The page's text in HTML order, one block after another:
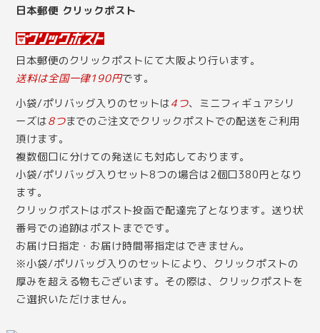
日本郵便 クリックポスト
日本郵便のクリックポストにて大阪より行います。
送料は全国一律190円です。
小袋/ポリバッグ入りのセットは4つ、ミニフィギュアシリ
ーズは8つまでのご注文でクリックポストでの配送をご利用
頂けます。
複数個口に分けての発送にも対応しております。
小袋/ポリバッグ入りセット8つの場合は2個口380円となり
ます。
クリックポストはポスト投函で配達完了となります。送り状
番号での追跡はポストまでです。
お届け日指定・お届け時間帯指定はできません。
※小袋/ポリバッグ入りのセットにより、クリックポストの
厚みを超える物もございます。その際は、クリックポストを
ご選択いただけません。